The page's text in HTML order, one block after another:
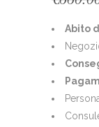
Abito